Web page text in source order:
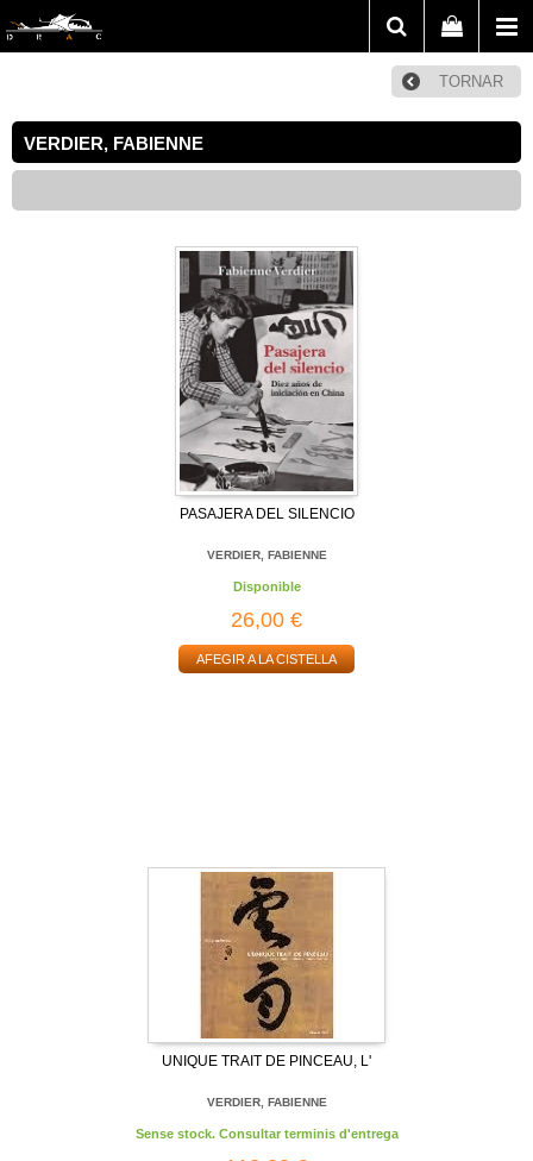
TORNAR
VERDIER, FABIENNE
PASAJERA DEL SILENCIO
VERDIER, FABIENNE
Disponible
26,00 €
AFEGIR A LA CISTELLA
UNIQUE TRAIT DE PINCEAU, L'
VERDIER, FABIENNE
Sense stock. Consultar terminis d'entrega